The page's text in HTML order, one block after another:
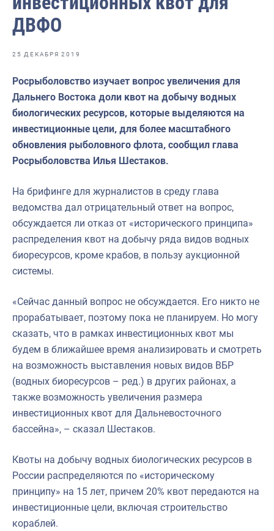
Отраслевые СМИ
Выставки и конференции
Научно-практическая литература
Рыбоохрана России
Отрасль в цифрах
Большая африканская экспедиция
События в России и мире
ДВФО
25 ДЕКАБРЯ 2019
Росрыболовство изучает вопрос увеличения для
Дальнего Востока доли квот на добычу водных
биологических ресурсов, которые выделяются на
инвестиционные цели, для более масштабного
обновления рыболовного флота, сообщил глава
Росрыболовства Илья Шестаков.
На брифинге для журналистов в среду глава
ведомства дал отрицательный ответ на вопрос,
обсуждается ли отказ от «исторического принципа»
распределения квот на добычу ряда видов водных
биоресурсов, кроме крабов, в пользу аукционной
системы.
«Сейчас данный вопрос не обсуждается. Его никто не
прорабатывает, поэтому пока не планируем. Но могу
сказать, что в рамках инвестиционных квот мы
будем в ближайшее время анализировать и смотреть
на возможность выставления новых видов ВБР
(водных биоресурсов – ред.) в других районах, а
также возможность увеличения размера
инвестиционных квот для Дальневосточного
бассейна», – сказал Шестаков.
Квоты на добычу водных биологических ресурсов в
России распределяются по «историческому
принципу» на 15 лет, причем 20% квот передаются на
инвестиционные цели, включая строительство
кораблей.